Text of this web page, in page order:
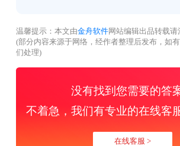
温馨提示：本文由金舟软件网站编辑出品转载
(部分内容来源于网络，经作者整理后发布，如
们处理)
没有找到您需要的答
不着急，我们有专业的在线客
在线客服 >